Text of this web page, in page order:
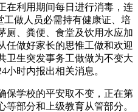
在利用期间每日进行消毒，连
工做人员必需持有健康证、培
厕、粪便、食堂及饮用水应加
任做好家长的思惟工做和欢迎
卫生突发事务工做做为不变大
小时内报出相关消息。
学校的平安取不变，正在第
部分和上级教育从管部分。